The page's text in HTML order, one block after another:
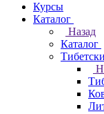
Курсы
Каталог
Назад
Каталог